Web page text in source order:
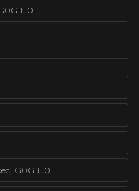
1J0
G0G 1J0